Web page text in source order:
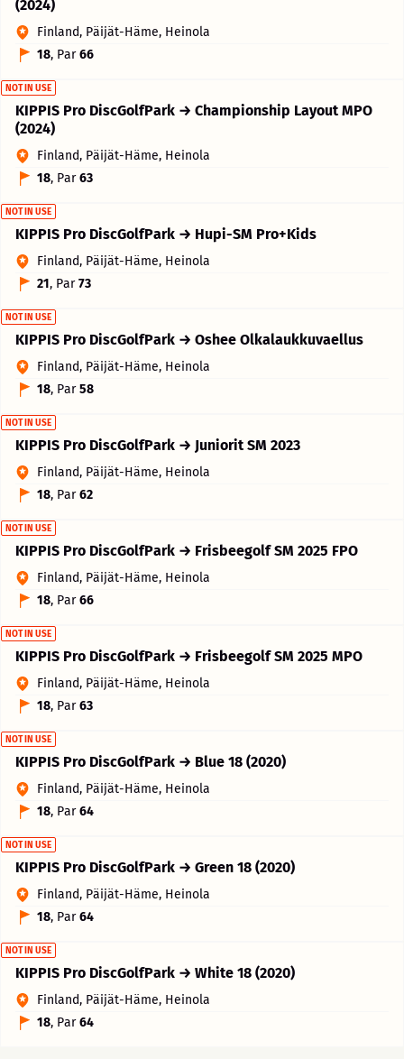
(2024)
Finland, Päijät-Häme, Heinola
18, Par66
KIPPIS Pro DiscGolfPark → Championship Layout MPO
(2024)
NOT IN USE
Finland, Päijät-Häme, Heinola
18, Par63
KIPPIS Pro DiscGolfPark → Hupi-SM Pro+Kids
NOT IN USE
Finland, Päijät-Häme, Heinola
21, Par73
KIPPIS Pro DiscGolfPark → Oshee Olkalaukkuvaellus
NOT IN USE
Finland, Päijät-Häme, Heinola
18, Par58
KIPPIS Pro DiscGolfPark → Juniorit SM 2023
NOT IN USE
Finland, Päijät-Häme, Heinola
18, Par62
KIPPIS Pro DiscGolfPark → Frisbeegolf SM 2025 FPO
NOT IN USE
Finland, Päijät-Häme, Heinola
18, Par66
KIPPIS Pro DiscGolfPark → Frisbeegolf SM 2025 MPO
NOT IN USE
Finland, Päijät-Häme, Heinola
18, Par63
KIPPIS Pro DiscGolfPark → Blue 18 (2020)
NOT IN USE
Finland, Päijät-Häme, Heinola
18, Par64
KIPPIS Pro DiscGolfPark → Green 18 (2020)
NOT IN USE
Finland, Päijät-Häme, Heinola
18, Par64
KIPPIS Pro DiscGolfPark → White 18 (2020)
NOT IN USE
Finland, Päijät-Häme, Heinola
18, Par64